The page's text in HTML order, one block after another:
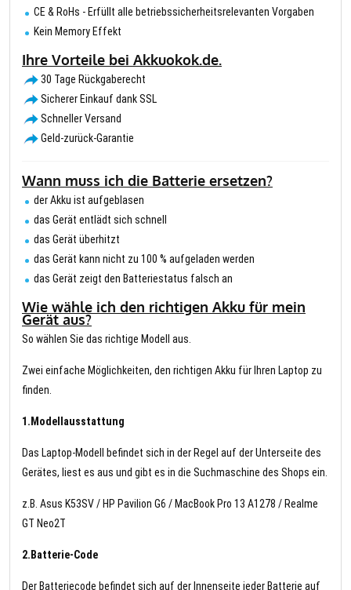
CE & RoHs - Erfüllt alle betriebssicherheitsrelevanten Vorgaben
Kein Memory Effekt
Ihre Vorteile bei Akkuokok.de.
30 Tage Rückgaberecht
Sicherer Einkauf dank SSL
Schneller Versand
Geld-zurück-Garantie
Wann muss ich die Batterie ersetzen?
der Akku ist aufgeblasen
das Gerät entlädt sich schnell
das Gerät überhitzt
das Gerät kann nicht zu 100 % aufgeladen werden
das Gerät zeigt den Batteriestatus falsch an
Wie wähle ich den richtigen Akku für mein
Gerät aus?
So wählen Sie das richtige Modell aus.
Zwei einfache Möglichkeiten, den richtigen Akku für Ihren Laptop zu
finden.
1.Modellausstattung
Das Laptop-Modell befindet sich in der Regel auf der Unterseite des
Gerätes, liest es aus und gibt es in die Suchmaschine des Shops ein.
z.B. Asus K53SV / HP Pavilion G6 / MacBook Pro 13 A1278 / Realme
GT Neo2T
2.Batterie-Code
Der Batteriecode befindet sich auf der Innenseite jeder Batterie auf